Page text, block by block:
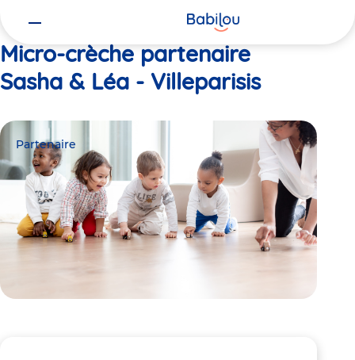
Micro-crèche partenaire
Sasha & Léa - Villeparisis
Partenaire